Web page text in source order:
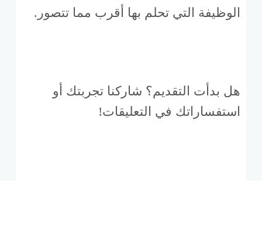
الوظيفة التي تحلم بها أقرب مما تتصور.
هل بدأت التقديم؟ شاركنا تجربتك أو
استفساراتك في التعليقات!